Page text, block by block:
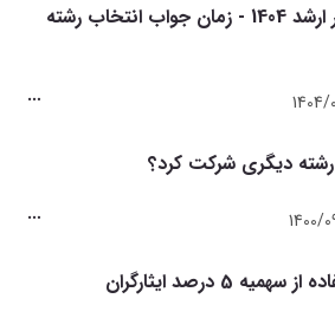
اعلام نتایج نهایی کنکور ارشد 1404 - زمان جواب انتخاب رشته
1404/
رشته دیگری شرکت کرد؟
1400/
5 درصد ایثارگران